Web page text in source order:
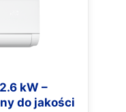
kW –
do jakości